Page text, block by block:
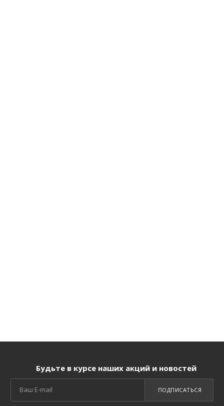
Будьте в курсе наших акций и новостей
ПОДПИСАТЬСЯ